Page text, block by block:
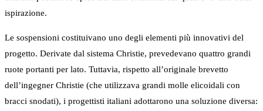
ispirazione.
Le sospensioni costituivano uno degli elementi più innovativi del
progetto. Derivate dal sistema Christie, prevedevano quattro grandi
ruote portanti per lato. Tuttavia, rispetto all’originale brevetto
dell’ingegner Christie (che utilizzava grandi molle elicoidali con
bracci snodati), i progettisti italiani adottarono una soluzione diversa: